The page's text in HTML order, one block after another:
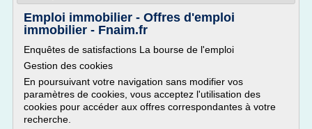
Emploi immobilier - Offres d'emploi
immobilier - Fnaim.fr
Enquêtes de satisfactions La bourse de l'emploi
Gestion des cookies
En poursuivant votre navigation sans modifier vos
paramètres de cookies, vous acceptez l'utilisation des
cookies pour accéder aux offres correspondantes à votre
recherche.